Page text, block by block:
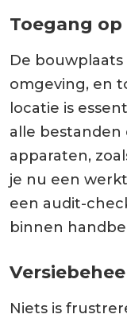
Toegang
De bouwplaats
omgeving, en
locatie is
alle
apparaten,
je nu een
een audit-
binnen
Niets is